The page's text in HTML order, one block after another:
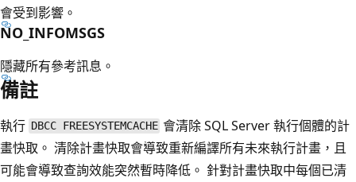
會受到影響。
NO_INFOMSGS
隱藏所有參考訊息。
備註
執行 DBCC FREESYSTEMCACHE 會清除 SQL Server 執行個體的計
畫快取。 清除計畫快取會導致重新編譯所有未來執行計畫，且
可能會導致查詢效能突然暫時降低。 針對計畫快取中每個已清